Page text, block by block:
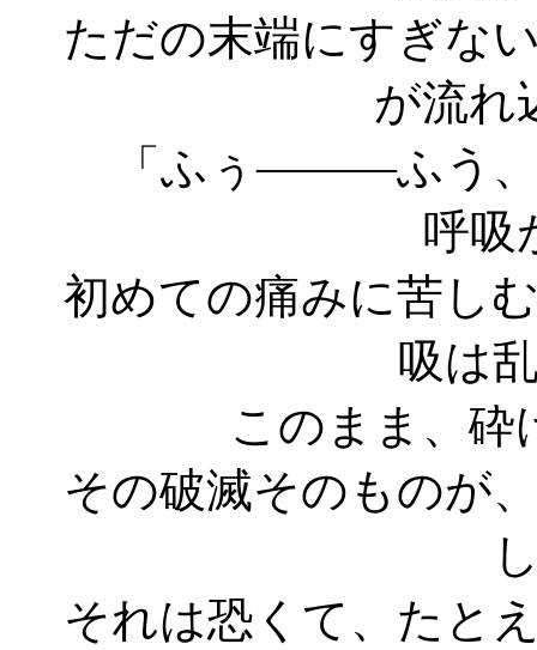
ただの末端にすぎな
が流れ
「ふぅ―――ふう
呼吸
初めての痛みに苦し
吸は
このまま、砕
その破滅そのものが
それは恐くて、たと